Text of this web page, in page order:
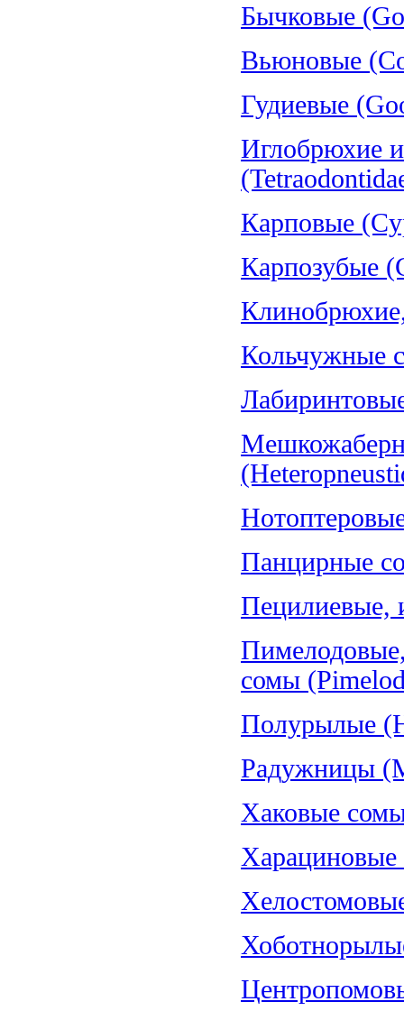
Бычковые
Вьюновые
Гудиевые
Иглобрюхие
Карповые
Карпозубые
Кольчужные
Панцирные
Пецилиевые,
сомы
Полурылые
Радужницы
Хаковые
Харациновые